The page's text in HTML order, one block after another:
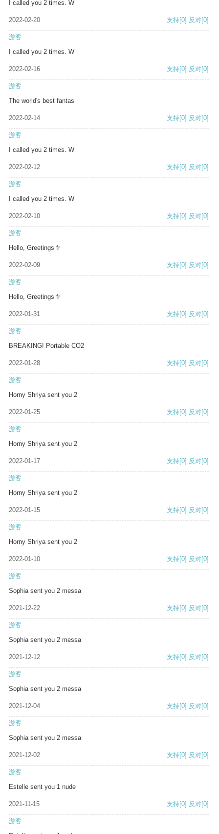
I called you 2 times. W
2022-02-20 支持[0] 反对[0]
游客
I called you 2 times. W
2022-02-16 支持[0] 反对[0]
游客
The world's best fantas
2022-02-14 支持[0] 反对[0]
游客
I called you 2 times. W
2022-02-12 支持[0] 反对[0]
游客
I called you 2 times. W
2022-02-10 支持[0] 反对[0]
游客
Hello, Greetings fr
2022-02-09 支持[0] 反对[0]
游客
Hello, Greetings fr
2022-01-31 支持[0] 反对[0]
游客
BREAKING! Portable CO2
2022-01-28 支持[0] 反对[0]
游客
Horny Shriya sent you 2
2022-01-25 支持[0] 反对[0]
游客
Horny Shriya sent you 2
2022-01-17 支持[0] 反对[0]
游客
Horny Shriya sent you 2
2022-01-15 支持[0] 反对[0]
游客
Horny Shriya sent you 2
2022-01-10 支持[0] 反对[0]
游客
Sophia sent you 2 messa
2021-12-22 支持[0] 反对[0]
游客
Sophia sent you 2 messa
2021-12-12 支持[0] 反对[0]
游客
Sophia sent you 2 messa
2021-12-04 支持[0] 反对[0]
游客
Sophia sent you 2 messa
2021-12-02 支持[0] 反对[0]
游客
Estelle sent you 1 nude
2021-11-15 支持[0] 反对[0]
游客